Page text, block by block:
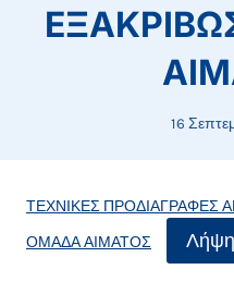
16
ΤΕΧΝΙΚΕΣ ΠΡΟΔΙΑΓΡΑΦΕΣ
ΟΜΑΔΑ ΑΙΜΑΤΟΣ Λήψη